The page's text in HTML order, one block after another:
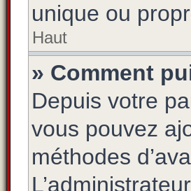
unique ou
Haut
» Comment
Depuis votre
vous pouvez
méthodes